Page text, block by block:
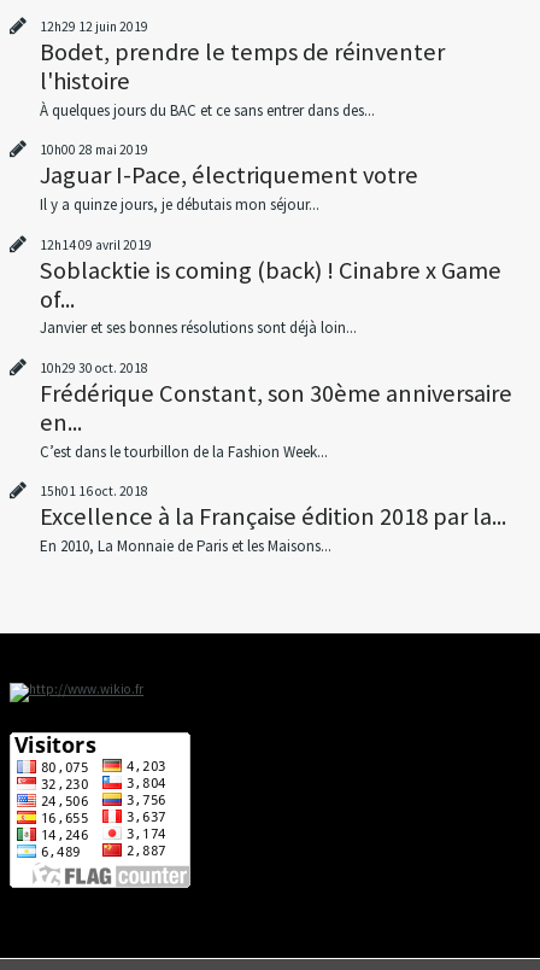
12h29 12 juin 2019
Bodet, prendre le temps de réinventer
l'histoire
À quelques jours du BAC et ce sans entrer dans des...
10h00 28 mai 2019
Jaguar I-Pace, électriquement votre
Il y a quinze jours, je débutais mon séjour...
12h1409 avril 2019
Soblacktie is coming (back) ! Cinabre x Game
of...
Janvier et ses bonnes résolutions sont déjà loin...
10h29 30 oct. 2018
Frédérique Constant, son 30ème anniversaire
en...
C’est dans le tourbillon de la Fashion Week...
15h01 16oct. 2018
Excellence à la Française édition 2018 par la...
En 2010, La Monnaie de Paris et les Maisons...